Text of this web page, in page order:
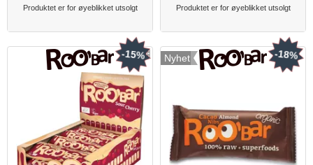
Produktet er for øyeblikket utsolgt Produktet er for øyeblikket utsolgt
-15% Nyhet -18%